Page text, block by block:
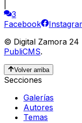
3
Facebook
© Digital Zamora 24
PubliCMS.
Volver arriba
Secciones
Galerías
Autores
Temas